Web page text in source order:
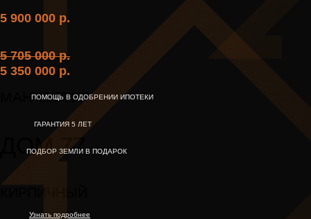
5 900 000 р.
5 705 000 р.
5 350 000 р.
МАНЧЕСТЕР
ДОМ 77
Узнать подробнее
ПОМОЩЬ В ОДОБРЕНИИ ИПОТЕКИ
ГАРАНТИЯ 5 ЛЕТ
ПОДБОР ЗЕМЛИ В ПОДАРОК
БЕСПЛАТНО